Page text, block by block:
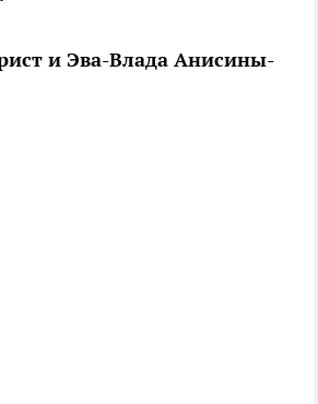
и Эва-Влада Анисины-